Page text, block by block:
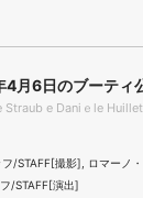
月6日のブーティ
e Daniｅle
/STAFF[撮影], ロマーノ
/STAFF[演出]